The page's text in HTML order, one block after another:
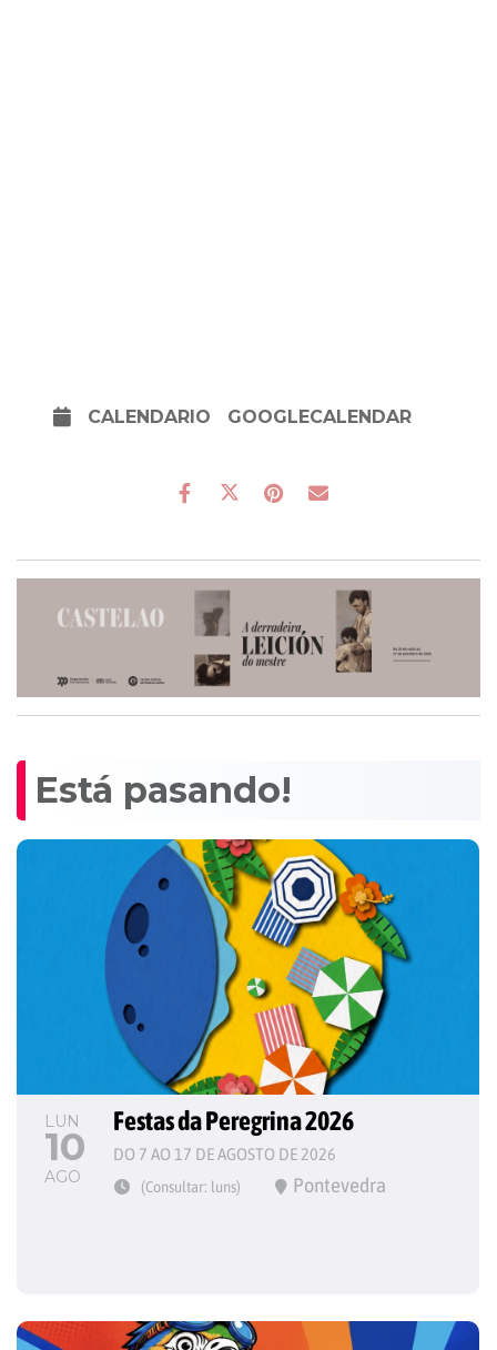
CALENDARIO GOOGLECALENDAR
Está pasando!
LUN
10
AGO
Festas da Peregrina 2026
DO 7 AO 17 DE AGOSTO DE 2026
(Consultar: luns) Pontevedra